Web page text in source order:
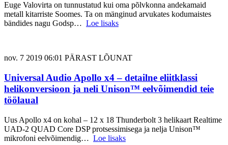
Euge Valovirta on tunnustatud kui oma põlvkonna andekamaid
metall kitarriste Soomes. Ta on mänginud arvukates kodumaistes
bändides nagu Godsp… Loe lisaks
nov. 7 2019 06:01 PÄRAST LÕUNAT
Universal Audio Apollo x4 – detailne eliitklassi
helikonversioon ja neli Unison™ eelvõimendid teie
töölaual
Uus Apollo x4 on kohal – 12 x 18 Thunderbolt 3 helikaart Realtime
UAD-2 QUAD Core DSP protsessimisega ja nelja Unison™
mikrofoni eelvõimendig… Loe lisaks